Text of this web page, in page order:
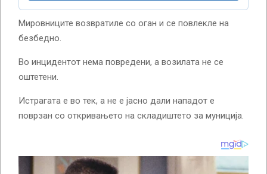
Мировниците возвратиле со оган и се повлекле на
безбедно.
Во инцидентот нема повредени, а возилата не се
оштетени.
Истрагата е во тек, а не е јасно дали нападот е
поврзан со откривањето на складиштето за муниција.